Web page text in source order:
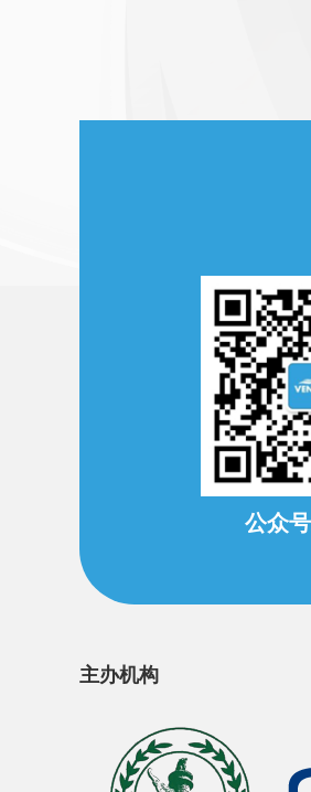
公众
主办机构